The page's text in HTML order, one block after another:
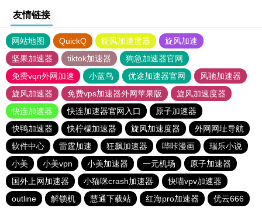
友情链接
网站地图 QuickQ 旋风加速度器
旋风加速
坚果加速器
tiktok加速器
狗急加速器官网
免费vqn外网加速
小蓝鸟 优途加速器官网
风驰加速器
旋风加速器
免费vps加速器外网苹果版
旋风加速度器
快连加速器
快连加速器官网入口
原子加速器
快鸭加速器
快柠檬加速器 旋风加速度器
外网网址导航
软件中心
雷霆加速 狂飙加速器 哔咔漫画
瑞乐小说
小美
小美vpn 小美加速器 一元机场
原子加速器
国外上网加速器
小猫咪crash加速器
快喵vpv加速器
outline
解锁机 慧通下载站 红海pro加速器
优云666